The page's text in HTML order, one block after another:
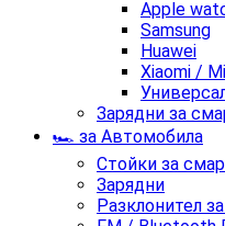
Apple
Samsung
Huawei
Xiaomi /
Зарядни за
🏎️ за Автомобила
Стойки за
Зарядни
Разклонител